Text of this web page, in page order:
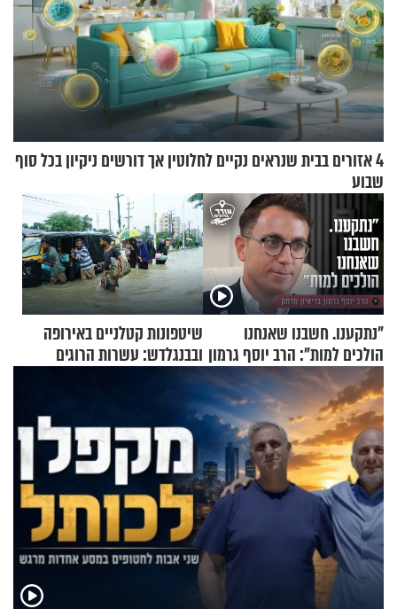
4 אזורים בבית שנראים נקיים לחלוטין אך דורשים ניקיון בכל סוף
שבוע
"נתקענו. חשבנו שאנחנו
הולכים למות": הרב יוסף גרמון
בריאיון מרתק
שיטפונות קטלניים באירופה
ובבנגלדש: עשרות הרוגים
ומיליון נפגעים